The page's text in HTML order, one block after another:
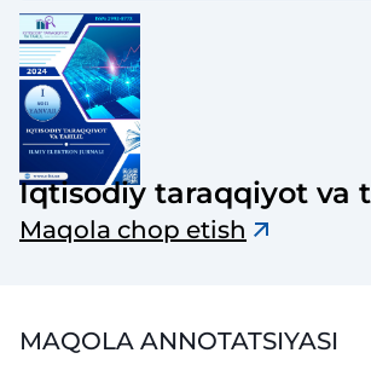
Iqtisodiy taraqqiyot va
Maqola chop etish
MAQOLA ANNOTATSIYASI